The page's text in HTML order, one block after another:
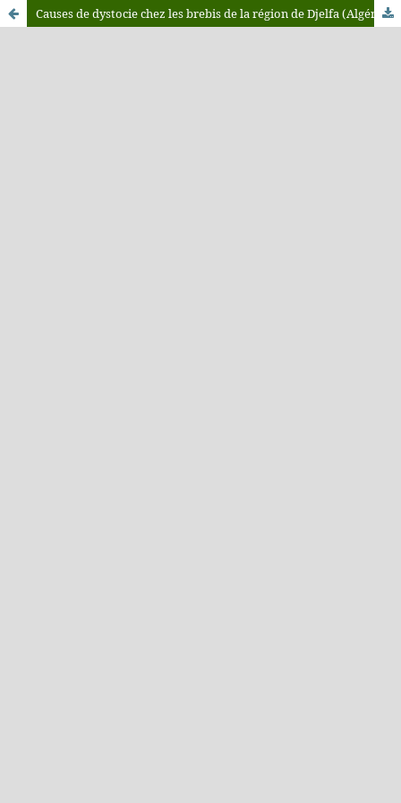
Causes de dystocie chez les brebis de la région de Djelfa (Algérie)